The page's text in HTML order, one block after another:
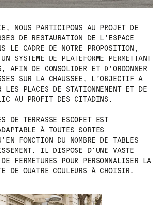
NOUS PARTICIPONS AU PROJET DE
DE RESTAURATION DE L’ESPACE
LE CADRE DE NOTRE PROPOSITION,
SYSTÈME DE PLATEFORME PERMETTANT
AFIN DE CONSOLIDER ET D’ORDONNER
SUR LA CHAUSSÉE, L’OBJECTIF À
LES PLACES DE STATIONNEMENT ET DE
AU PROFIT DES CITADINS.
DE TERRASSE ESCOFET EST
À TOUTES SORTES
FONCTION DU NOMBRE DE TABLES
IL DISPOSE D’UNE VASTE
FERMETURES POUR PERSONNALISER LA
DE QUATRE COULEURS À CHOISIR.
NEWSLETTER